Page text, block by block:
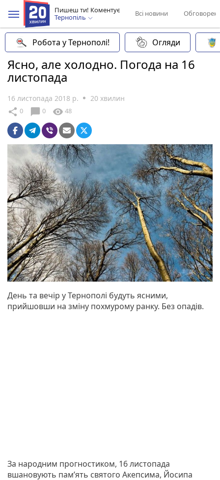
Пишеш ти! Коментує
Тернопіль
Всі новини
Робота у Тернополі! Огляди
Ясно, але холодно. Погода на 16
листопада
16 листопада 2018 р. 20 хвилин
share 0 chat_bubble 0 visibility 48
День та вечір у Тернополі будуть ясними,
прийшовши на зміну похмурому ранку. Без опадів.
За народним прогностиком, 16 листопада
вшановують пам’ять святого Акепсима, Йосипа